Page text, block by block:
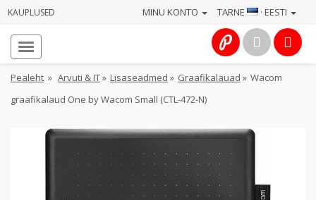
KAUPLUSED TARNE · EESTI
MINU KONTO
Pealeht » Arvuti & IT» Lisaseadmed » Graafikalauad » Wacom
graafikalaud One by Wacom Small (CTL-472-N)
Info
Teenused
Kaamerad
Fotokaubad